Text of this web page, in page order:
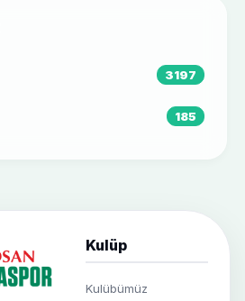
3197
185
Kulüp
Kulübümüz